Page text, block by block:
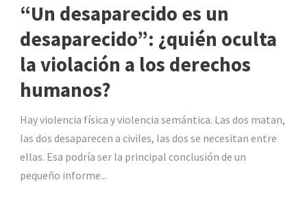
“Un desaparecido es un
desaparecido”: ¿quién oculta
la violación a los derechos
humanos?
Hay violencia física y violencia semántica. Las dos matan,
las dos desaparecen a civiles, las dos se necesitan entre
ellas. Esa podría ser la principal conclusión de un
pequeño informe...